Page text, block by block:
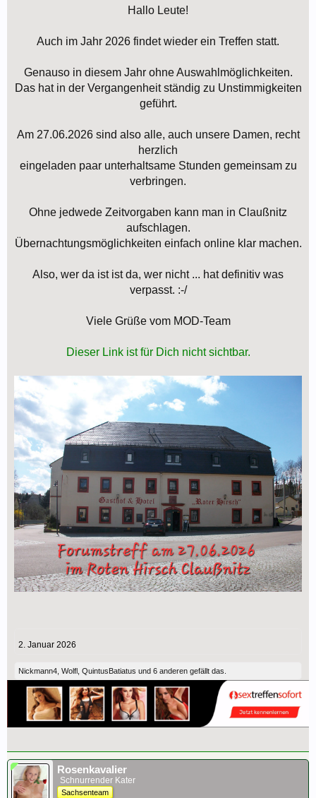
Hallo Leute!
Auch im Jahr 2026 findet wieder ein Treffen statt.
Genauso in diesem Jahr ohne Auswahlmöglichkeiten.
Das hat in der Vergangenheit ständig zu Unstimmigkeiten
geführt.
Am 27.06.2026 sind also alle, auch unsere Damen, recht
herzlich
eingeladen paar unterhaltsame Stunden gemeinsam zu
verbringen.
Ohne jedwede Zeitvorgaben kann man in Claußnitz
aufschlagen.
Übernachtungsmöglichkeiten einfach online klar machen.
Also, wer da ist ist da, wer nicht ... hat definitiv was
verpasst. :-/
Viele Grüße vom MOD-Team
Dieser Link ist für Dich nicht sichtbar.
2. Januar 2026
Nickmann4 Wolfl QuintusBatiatus und 6 anderen gefällt das.
Rosenkavalier
Schnurrender Kater
Sachsenteam